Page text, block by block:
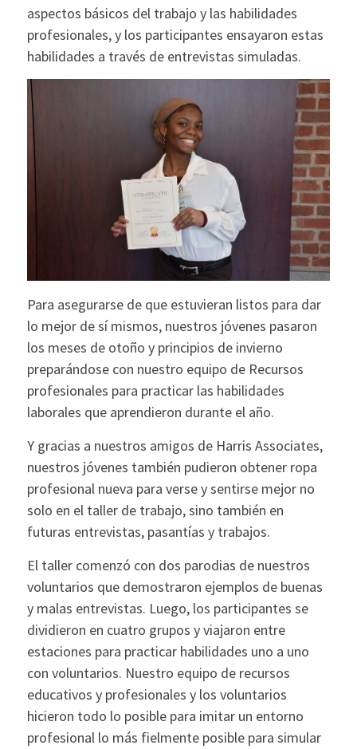
aspectos básicos del trabajo y las habilidades
profesionales, y los participantes ensayaron estas
habilidades a través de entrevistas simuladas.
Para asegurarse de que estuvieran listos para dar
lo mejor de sí mismos, nuestros jóvenes pasaron
los meses de otoño y principios de invierno
preparándose con nuestro equipo de Recursos
profesionales para practicar las habilidades
laborales que aprendieron durante el año.
Y gracias a nuestros amigos de Harris Associates,
nuestros jóvenes también pudieron obtener ropa
profesional nueva para verse y sentirse mejor no
solo en el taller de trabajo, sino también en
futuras entrevistas, pasantías y trabajos.
El taller comenzó con dos parodias de nuestros
voluntarios que demostraron ejemplos de buenas
y malas entrevistas. Luego, los participantes se
dividieron en cuatro grupos y viajaron entre
estaciones para practicar habilidades uno a uno
con voluntarios. Nuestro equipo de recursos
educativos y profesionales y los voluntarios
hicieron todo lo posible para imitar un entorno
profesional lo más fielmente posible para simular